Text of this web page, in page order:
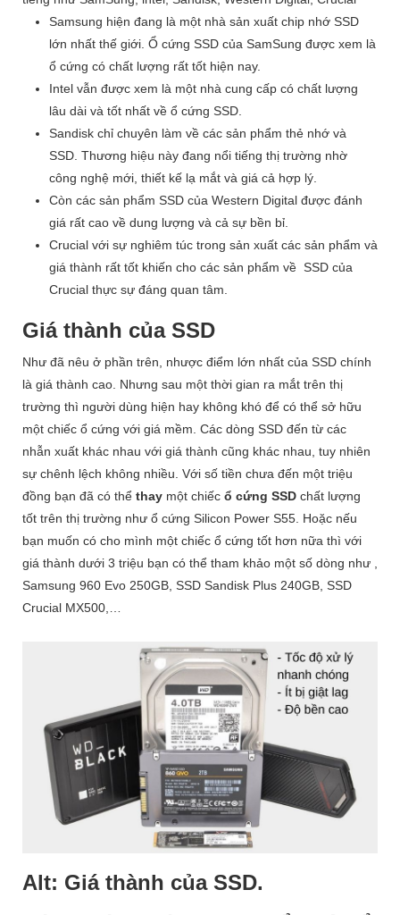
Samsung hiện đang là một nhà sản xuất chip nhớ SSD
lớn nhất thế giới. Ổ cứng SSD của SamSung được xem là
ổ cứng có chất lượng rất tốt hiện nay.
Intel vẫn được xem là một nhà cung cấp có chất lượng
lâu dài và tốt nhất về ổ cứng SSD.
Sandisk chỉ chuyên làm về các sản phẩm thẻ nhớ và
SSD. Thương hiệu này đang nổi tiếng thị trường nhờ
công nghệ mới, thiết kế lạ mắt và giá cả hợp lý.
Còn các sản phẩm SSD của Western Digital được đánh
giá rất cao về dung lượng và cả sự bền bỉ.
Crucial với sự nghiêm túc trong sản xuất các sản phẩm và
giá thành rất tốt khiến cho các sản phẩm về SSD của
Crucial thực sự đáng quan tâm.
Giá thành của SSD
Như đã nêu ở phần trên, nhược điểm lớn nhất của SSD chính
là giá thành cao. Nhưng sau một thời gian ra mắt trên thị
trường thì người dùng hiện hay không khó để có thể sở hữu
một chiếc ổ cứng với giá mềm. Các dòng SSD đến từ các
nhẫn xuất khác nhau với giá thành cũng khác nhau, tuy nhiên
sự chênh lệch không nhiều. Với số tiền chưa đến một triệu
đồng bạn đã có thể thay một chiếc ổ cứng SSD chất lượng
tốt trên thị trường như ổ cứng Silicon Power S55. Hoặc nếu
bạn muốn có cho mình một chiếc ổ cứng tốt hơn nữa thì với
giá thành dưới 3 triệu bạn có thể tham khảo một số dòng như ,
Samsung 960 Evo 250GB, SSD Sandisk Plus 240GB, SSD
Crucial MX500,…
Alt: Giá thành của SSD.